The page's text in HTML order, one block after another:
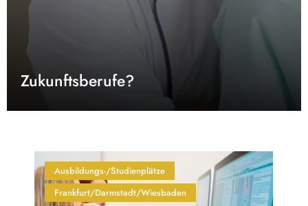
Zukunftsberufe?
Ausbildungs-/Studienplätze
Frankfurt/Darmstadt/Wiesbaden